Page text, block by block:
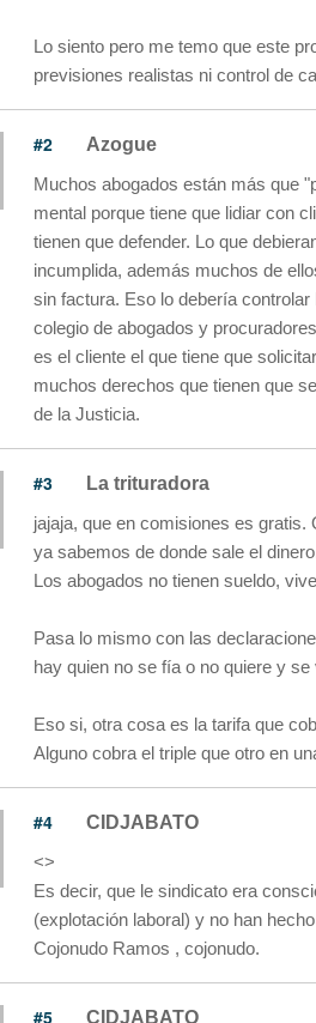
Lo siento pero me temo que este
previsiones realistas ni control de
#2 Azogue
Muchos abogados están más que
mental porque tiene que lidiar con
tienen que defender. Lo que
incumplida, además muchos de
sin factura. Eso lo debería
colegio de abogados y
es el cliente el que tiene que
muchos derechos que tienen que
de la Justicia.
#3 La trituradora
jajaja, que en comisiones es
ya sabemos de donde sale el
Los abogados no tienen sueldo,
Pasa lo mismo con las
hay quien no se fía o no quiere y
Eso si, otra cosa es la tarifa que
Alguno cobra el triple que otro en
#4 CIDJABATO
<>
Es decir, que le sindicato era
(explotación laboral) y no han
Cojonudo Ramos , cojonudo.
#5 CIDJABATO